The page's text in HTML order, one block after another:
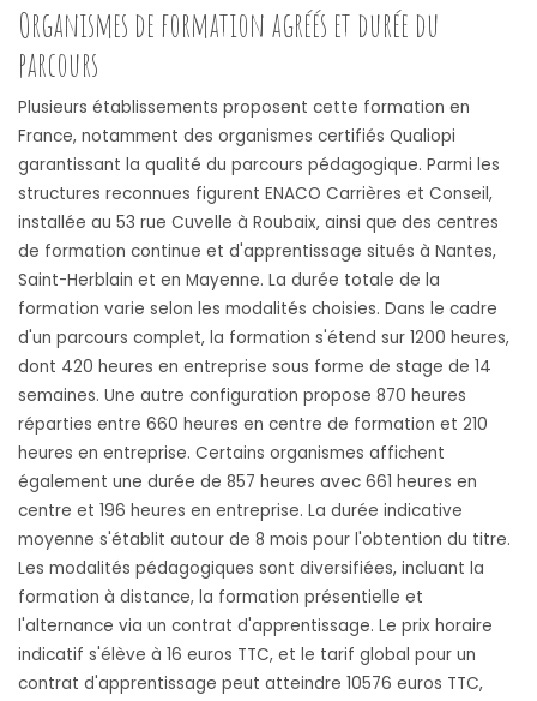
Organismes de formation agréés et durée du
parcours
Plusieurs établissements proposent cette formation en
France, notamment des organismes certifiés Qualiopi
garantissant la qualité du parcours pédagogique. Parmi les
structures reconnues figurent ENACO Carrières et Conseil,
installée au 53 rue Cuvelle à Roubaix, ainsi que des centres
de formation continue et d'apprentissage situés à Nantes,
Saint-Herblain et en Mayenne. La durée totale de la
formation varie selon les modalités choisies. Dans le cadre
d'un parcours complet, la formation s'étend sur 1200 heures,
dont 420 heures en entreprise sous forme de stage de 14
semaines. Une autre configuration propose 870 heures
réparties entre 660 heures en centre de formation et 210
heures en entreprise. Certains organismes affichent
également une durée de 857 heures avec 661 heures en
centre et 196 heures en entreprise. La durée indicative
moyenne s'établit autour de 8 mois pour l'obtention du titre.
Les modalités pédagogiques sont diversifiées, incluant la
formation à distance, la formation présentielle et
l'alternance via un contrat d'apprentissage. Le prix horaire
indicatif s'élève à 16 euros TTC, et le tarif global pour un
contrat d'apprentissage peut atteindre 10576 euros TTC,